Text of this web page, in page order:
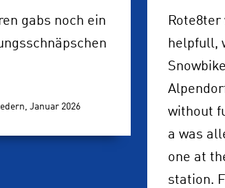
gabs noch ein
Januar 2026
helpfull,
without
a was
one at
station.